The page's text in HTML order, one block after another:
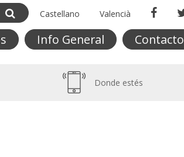
Castellano Valencià
Info General Contacto
Donde estés